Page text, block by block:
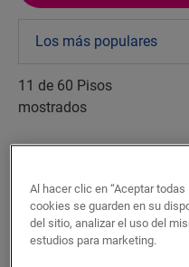
11 de 60 Pisos
mostrados
Al hacer clic en “Aceptar
cookies se guarden en su
del sitio, analizar el uso del
estudios para marketing.